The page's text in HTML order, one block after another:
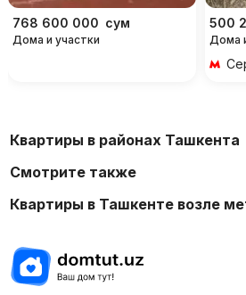
768 600 000 сум
Дома и участки
500
Дома
Квартиры в районах Ташкента
Смотрите также
Квартиры в Ташкенте возле